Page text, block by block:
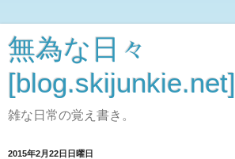
無為な日々
[blog.skijunkie.net]
雑な日常の覚え書き。
2015年2月22日日曜日